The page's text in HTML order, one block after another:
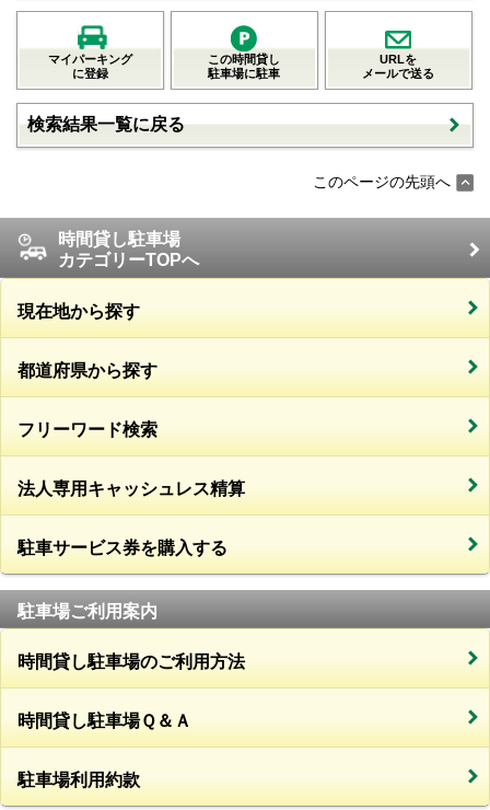
マイパーキング
に登録
この時間貸し
駐車場に駐車
URLを
メールで送る
検索結果一覧に戻る
このページの先頭へ
時間貸し駐車場
カテゴリーTOPへ
現在地から探す
都道府県から探す
フリーワード検索
法人専用キャッシュレス精算
駐車サービス券を購入する
駐車場ご利用案内
時間貸し駐車場のご利用方法
時間貸し駐車場Ｑ＆Ａ
駐車場利用約款